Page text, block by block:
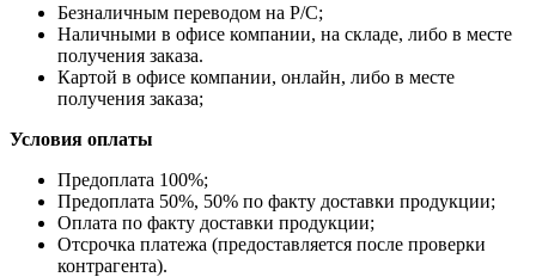
Безналичным переводом на Р/С;
Наличными в офисе компании, на складе, либо в месте
получения заказа.
Картой в офисе компании, онлайн, либо в месте
получения заказа;
Условия оплаты
Предоплата 100%;
Предоплата 50%, 50% по факту доставки продукции;
Оплата по факту доставки продукции;
Отсрочка платежа (предоставляется после проверки
контрагента).